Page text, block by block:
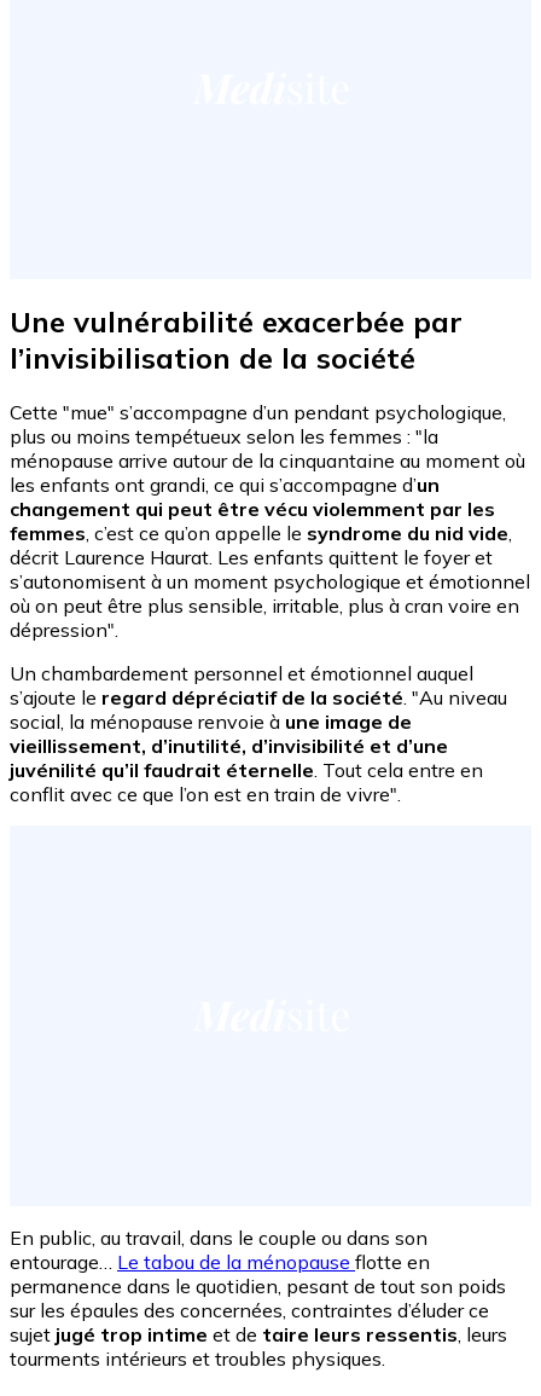
Une vulnérabilité exacerbée par
l’invisibilisation de la société
Cette "mue" s’accompagne d’un pendant psychologique,
plus ou moins tempétueux selon les femmes : "la
ménopause arrive autour de la cinquantaine au moment où
les enfants ont grandi, ce qui s’accompagne d’un
changement qui peut être vécu violemment par les
femmes , c’est ce qu’on appelle le syndrome du nid vide
décrit Laurence Haurat. Les enfants quittent le foyer et
s’autonomisent à un moment psychologique et émotionnel
où on peut être plus sensible, irritable, plus à cran voire en
dépression".
Un chambardement personnel et émotionnel auquel
s’ajoute le regard dépréciatif de la société . "Au niveau
social, la ménopause renvoie à une image de
vieillissement, d’inutilité, d’invisibilité et d’une
juvénilité qu’il faudrait éternelle . Tout cela entre en
conflit avec ce que l’on est en train de vivre".
En public, au travail, dans le couple ou dans son
entourage… Le tabou de la ménopause flotte en
permanence dans le quotidien, pesant de tout son poids
sur les épaules des concernées, contraintes d’éluder ce
sujet jugé trop intime et de taire leurs ressentis , leurs
tourments intérieurs et troubles physiques.